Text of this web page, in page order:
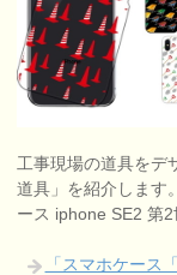
工事現場の道具をデ
道具」を紹介します
ース iphone SE2 第
「スマホケース